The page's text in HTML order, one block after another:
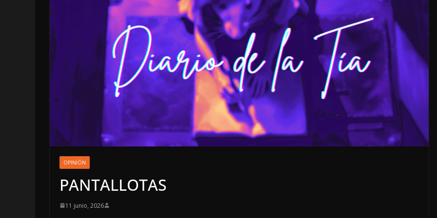
OPINIÓN
PANTALLOTAS
11 junio, 2026
LOCALES OPINIÓN
5 agosto, 2026
LOCALES OPINIÓN